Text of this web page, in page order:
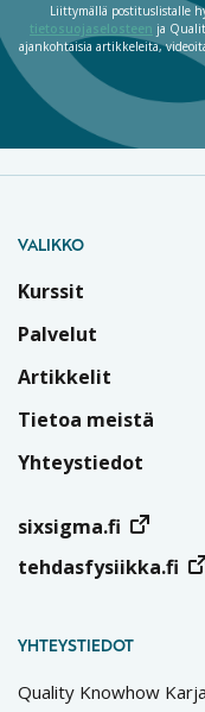
Liittymällä postituslistalle
tietosuojaselosteen ja
ajankohtaisia artikkeleita,
VALIKKO
Kurssit
Palvelut
Artikkelit
Tietoa meistä
Yhteystiedot
sixsigma.fi
tehdasfysiikka.fi
YHTEYSTIEDOT
Quality Knowhow